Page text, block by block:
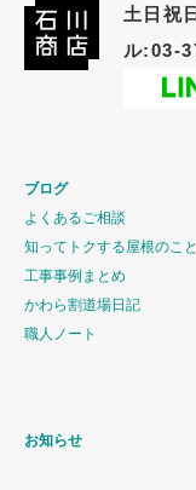
土日祝
ル:03-
ブログ
よくあるご相談
知ってトクする屋根のこと
工事事例まとめ
かわら割道場日記
職人ノート
お知らせ